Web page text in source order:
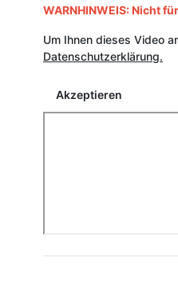
WARNHINWEIS: Nicht
Um Ihnen dieses Video
Datenschutzerklärung.
Akzeptieren